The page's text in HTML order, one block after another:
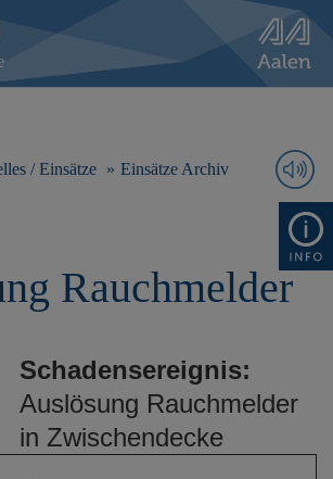
/ Einsätze
Einsätze Archiv
Rauchmelder
Schadensereignis:
Auslösung Rauchmelder
in Zwischendecke